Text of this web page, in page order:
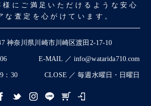
にご満足いただけるような安心
な査定を心がけています。
神奈川県川崎市川崎区渡田2-17-10
E-MAIL ／ info@watarida710.com
：30 CLOSE ／ 毎週水曜日・日曜日